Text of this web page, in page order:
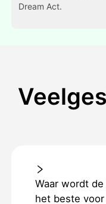
Dream Act.
Waar wordt
het beste